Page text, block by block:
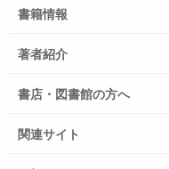
書籍情報
著者紹介
書店・図書館の方へ
関連サイト